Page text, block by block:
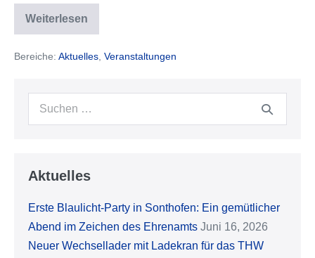
Weiterlesen
Skiflug
WM
–
Bereiche: Aktuelles, Veranstaltungen
Suche
Aktuelles
Erste Blaulicht-Party in Sonthofen: Ein gemütlicher
Abend im Zeichen des Ehrenamts Juni 16, 2026
Neuer Wechsellader mit Ladekran für das THW